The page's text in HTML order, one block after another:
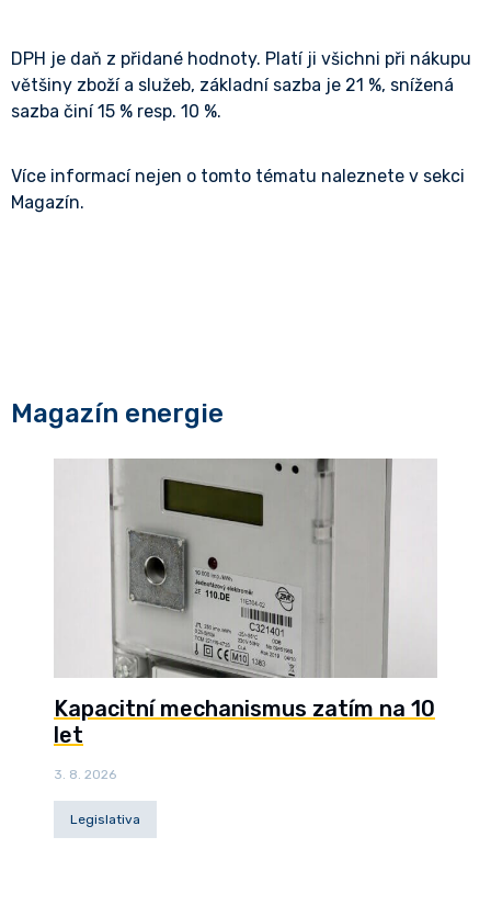
DPH je daň z přidané hodnoty. Platí ji všichni při nákupu
většiny zboží a služeb, základní sazba je 21 %, snížená
sazba činí 15 % resp. 10 %.
Více informací nejen o tomto tématu naleznete v sekci
Magazín.
Magazín energie
Kapacitní mechanismus zatím na 10
let
3. 8. 2026
Legislativa